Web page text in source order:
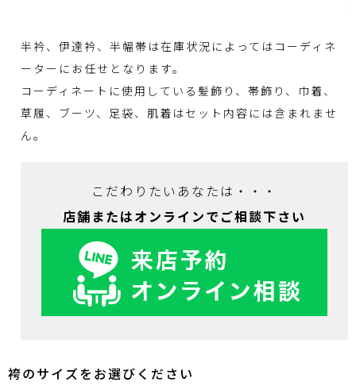
半衿、伊達衿、半幅帯は在庫状況によってはコーディネ
ーターにお任せとなります。
コーディネートに使用している髪飾り、帯飾り、巾着、
草履、ブーツ、足袋、肌着はセット内容には含まれませ
ん。
こだわりたいあなたは・・・
店舗またはオンラインでご相談下さい
袴のサイズをお選びください